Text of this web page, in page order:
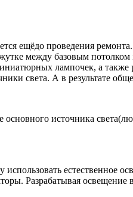
ещёдо проведения
между базовым
лампочек, а
света. А в результате
источника
Разрабатывая